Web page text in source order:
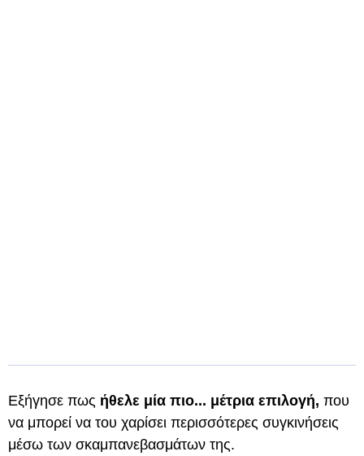
Εξήγησε πως ήθελε μία πιο... μέτρια επιλογή, που
να μπορεί να του χαρίσει περισσότερες συγκινήσεις
μέσω των σκαμπανεβασμάτων της.